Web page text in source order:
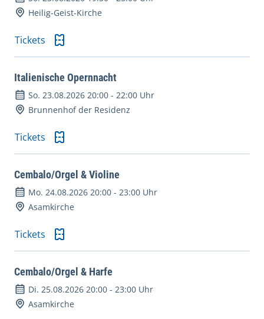
Heilig-Geist-Kirche
Tickets
Italienische Opernnacht
So. 23.08.2026 20:00 - 22:00 Uhr
Brunnenhof der Residenz
Tickets
Cembalo/Orgel & Violine
Mo. 24.08.2026 20:00 - 23:00 Uhr
Asamkirche
Tickets
Cembalo/Orgel & Harfe
Di. 25.08.2026 20:00 - 23:00 Uhr
Asamkirche